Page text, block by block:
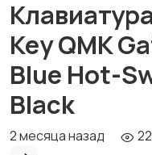
Key QMK
Blue Hot-
Black
2 месяца назад